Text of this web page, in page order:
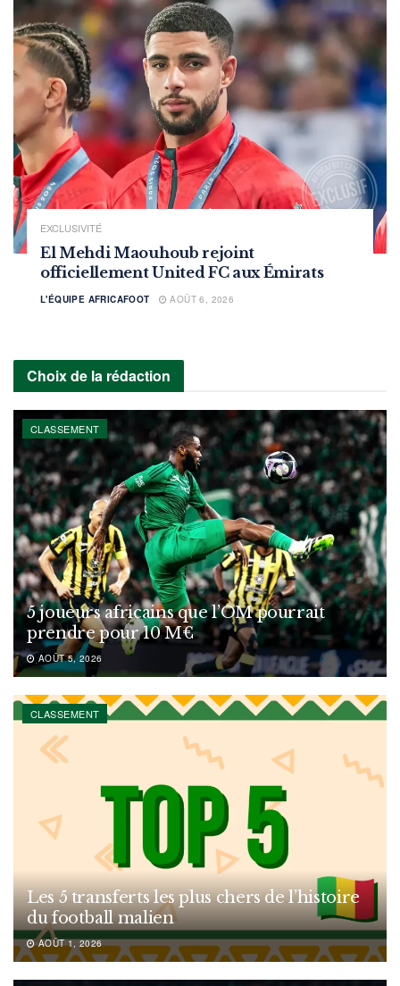
EXCLUSIVITÉ
El Mehdi Maouhoub rejoint
officiellement United FC aux Émirats
L'ÉQUIPE AFRICAFOOT AOÛT 6, 2026
Choix de la rédaction
CLASSEMENT
5 joueurs africains que l’OM pourrait
prendre pour 10 M€
AOÛT 5, 2026
CLASSEMENT
Les 5 transferts les plus chers de l’histoire
du football malien
AOÛT 1, 2026